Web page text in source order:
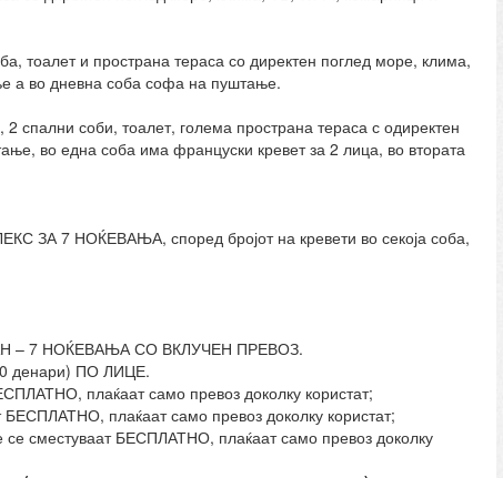
тоалет и пространа тераса со директен поглед море, клима,
а во дневна соба софа на пуштање.
спални соби, тоалет, голема пространа тераса с одиректен
во една соба има француски кревет за 2 лица, во втората
7 НОЌЕВАЊА, според бројот на кревети во секоја соба,
– 7 НОЌЕВАЊА СО ВКЛУЧЕН ПРЕВОЗ.
денари) ПО ЛИЦЕ.
плаќаат само превоз доколку користат;
плаќаат само превоз доколку користат;
сместуваат БЕСПЛАТНО, плаќаат само превоз доколку